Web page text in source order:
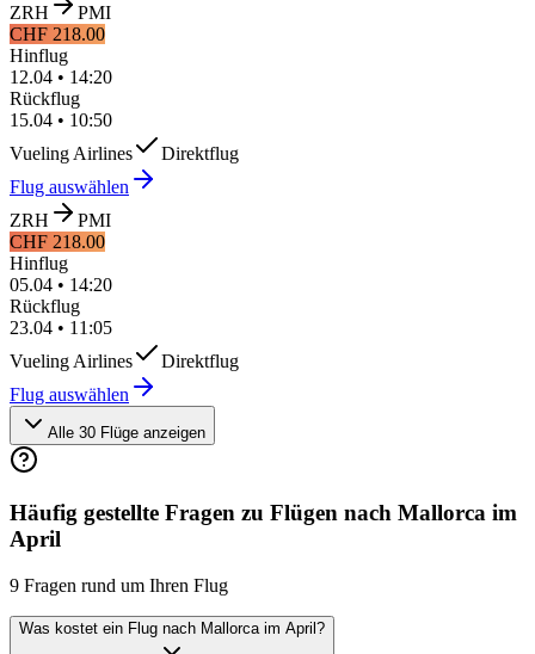
ZRH
PMI
CHF 218.00
Hinflug
12.04 • 14:20
Rückflug
15.04 • 10:50
Vueling Airlines
Direktflug
Flug auswählen
ZRH
PMI
CHF 218.00
Hinflug
05.04 • 14:20
Rückflug
23.04 • 11:05
Vueling Airlines
Direktflug
Flug auswählen
Alle 30 Flüge anzeigen
Häufig gestellte Fragen zu Flügen nach Mallorca im
April
9 Fragen rund um Ihren Flug
Was kostet ein Flug nach Mallorca im April?